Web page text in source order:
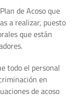
de Acoso que
a realizar, puesto
que están
todo el personal
en
de acoso